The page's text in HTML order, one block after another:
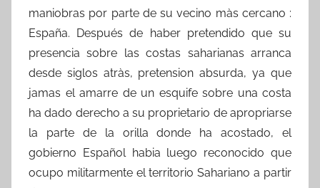
maniobras por parte de su vecino màs cercano :
España. Después de haber pretendido que su
presencia sobre las costas saharianas arranca
desde siglos atràs, pretension absurda, ya que
jamas el amarre de un esquife sobre una costa
ha dado derecho a su proprietario de apropriarse
la parte de la orilla donde ha acostado, el
gobierno Español habia luego reconocido que
ocupo militarmente el territorio Sahariano a partir